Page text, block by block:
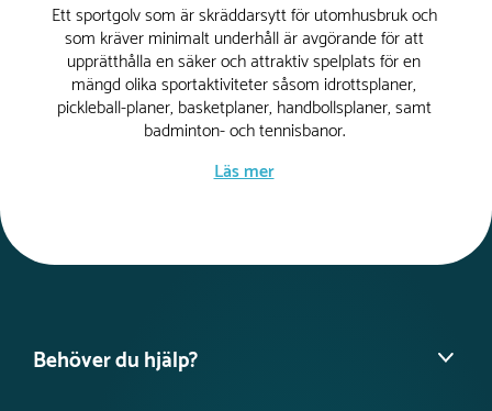
Ett sportgolv som är skräddarsytt för utomhusbruk och
som kräver minimalt underhåll är avgörande för att
upprätthålla en säker och attraktiv spelplats för en
mängd olika sportaktiviteter såsom idrottsplaner,
pickleball-planer, basketplaner, handbollsplaner, samt
badminton- och tennisbanor.
Läs mer
ett underhållsfritt alternativ minimerar vi inte bara
Ett av de mest framträdande fördelarna med våra
Behöver du hjälp?